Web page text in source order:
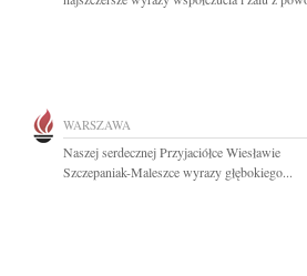
WARSZAWA
Naszej serdecznej Przyjaciółce Wiesławie
Szczepaniak-Maleszce wyrazy głębokiego...